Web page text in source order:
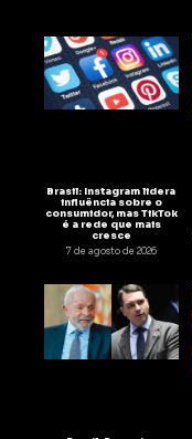
Brasil: Instagram lidera
influência sobre o
consumidor, mas TikTok
é a rede que mais
cresce
7 de agosto de 2026